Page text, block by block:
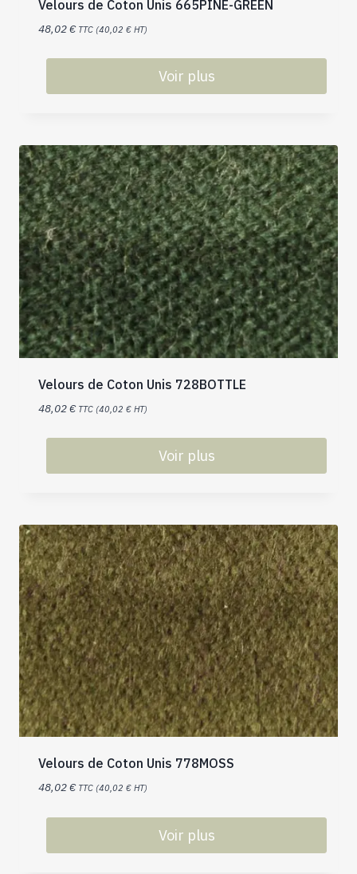
Velours de Coton Unis 665PINE-GREEN
48,02€ TTC (40,02 € HT)
Voir plus
Velours de Coton Unis 728BOTTLE
48,02€ TTC (40,02 € HT)
Voir plus
Velours de Coton Unis 778MOSS
48,02€ TTC (40,02 € HT)
Voir plus